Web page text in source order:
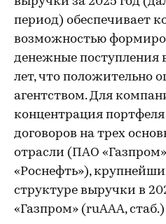
период) обеспечивает
возможностью
денежные поступления
лет, что положительно
агентством. Для
концентрация
договоров на трех
отрасли (ПАО
«Роснефть»),
структуре выручки в
«Газпром» (ruAAA,